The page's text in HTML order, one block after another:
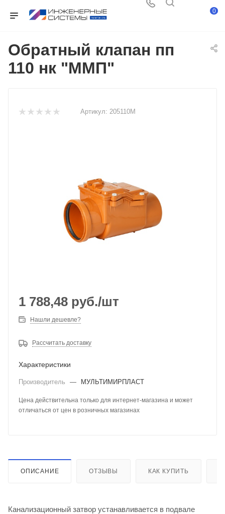
0
Обратный клапан пп
110 нк "ММП"
Артикул: 205110М
1 788,48 руб./шт
Нашли дешевле?
Рассчитать доставку
Характеристики
Производитель — МУЛЬТИМИРПЛАСТ
Цена действительна только для интернет-магазина и может
отличаться от цен в розничных магазинах
ОПИСАНИЕ ОТЗЫВЫ КАК КУПИТЬ
Канализационный затвор устанавливается в подвале